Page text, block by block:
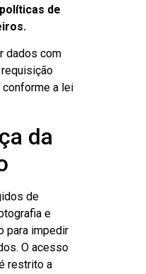
de
dados com
conforme a lei
da
de
e
para impedir
O acesso
restrito a